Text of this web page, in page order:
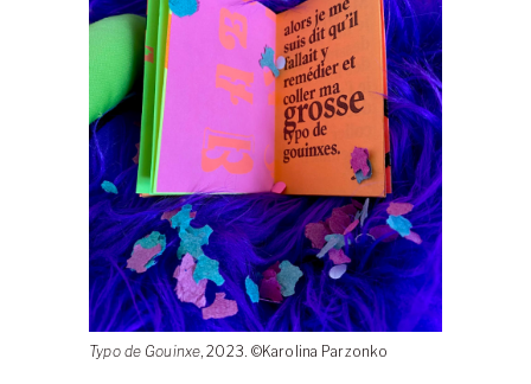
Typo de Gouinxe, 2023. ©Karolina Parzonko